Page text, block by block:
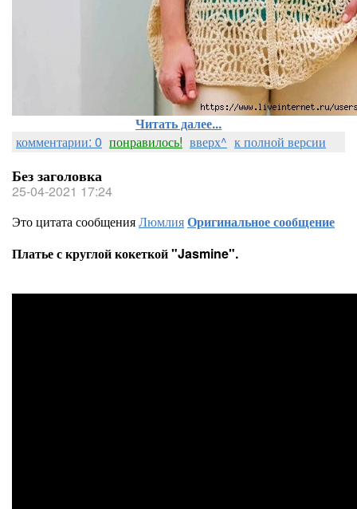
Читать далее...
комментарии: 0 понравилось! вверх^ к полной версии
Без заголовка
25-04-2021 17:24
Это цитата сообщенияЛюмлияОригинальное сообщение
Платье с круглой кокеткой "Jasmine".